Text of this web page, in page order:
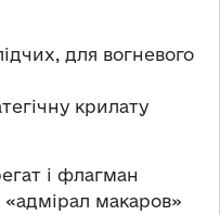
для вогневого
крилату
і флагман
макаров»